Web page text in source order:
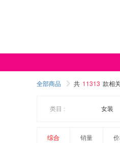
全部商品 共 11313 款相
类目 : 女装
综合 销量